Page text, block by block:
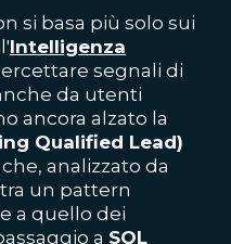
si basa più solo sui
Intelligenza
segnali di
da utenti
ancora alzato la
Qualified Lead)
analizzato da
un pattern
a quello dei
a SQL